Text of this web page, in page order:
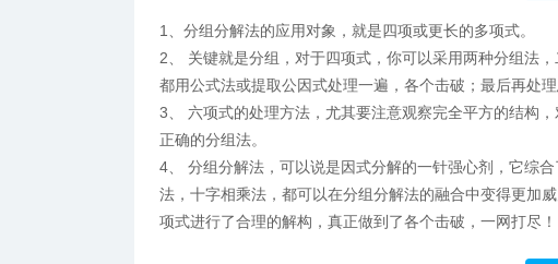
1、分组分解法的应用对象，就是四项或更长的多项式。
2、 关键就是分组，对于四项式，你可以采用两种分组法
都用公式法或提取公因式处理一遍，各个击破；最后再处理
3、 六项式的处理方法，尤其要注意观察完全平方的结构
正确的分组法。
4、 分组分解法，可以说是因式分解的一针强心剂，它综
法，十字相乘法，都可以在分组分解法的融合中变得更加
项式进行了合理的解构，真正做到了各个击破，一网打尽！